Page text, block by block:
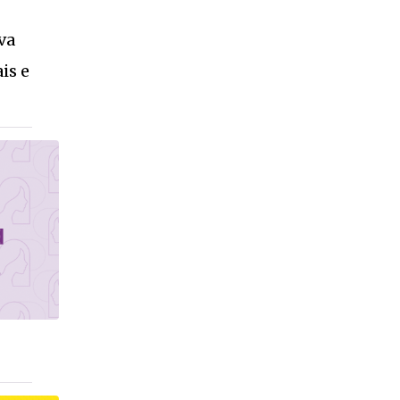
VEJA
e